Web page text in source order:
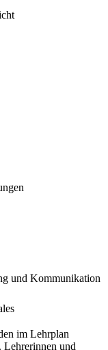
und Kommunikation
im Lehrplan
Lehrerinnen und